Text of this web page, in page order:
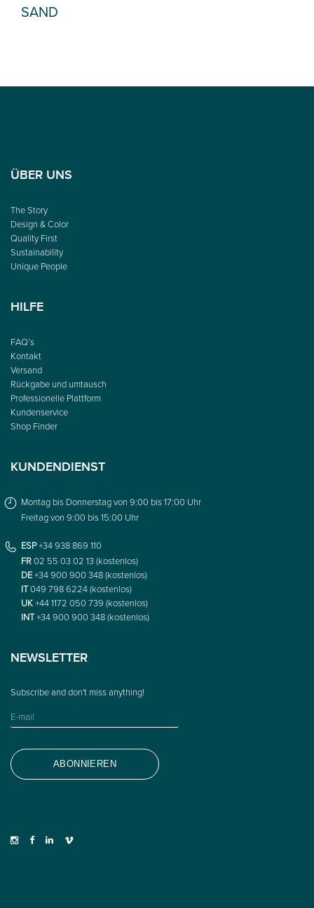
SAND
ÜBER UNS
The Story
Design & Color
Quality First
Sustainability
Unique People
HILFE
FAQ’s
Kontakt
Versand
Rückgabe und umtausch
Professionelle Plattform
Kundenservice
Shop Finder
KUNDENDIENST
Montag bis Donnerstag von 9:00 bis 17:00 Uhr
Freitag von 9:00 bis 15:00 Uhr
ESP+34 938 869 110
FR02 55 03 02 13 (kostenlos)
DE+34 900 900 348 (kostenlos)
IT049 798 6224 (kostenlos)
UK+44 1172 050 739 (kostenlos)
INT+34 900 900 348 (kostenlos)
NEWSLETTER